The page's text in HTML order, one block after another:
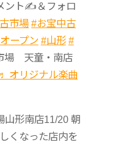
ント✍ ＆フォロ
市場 #お宝中古
ープン #山形 #
場 天童・南店
オリジナル楽曲
山形南店11/20 朝
くなった店内を